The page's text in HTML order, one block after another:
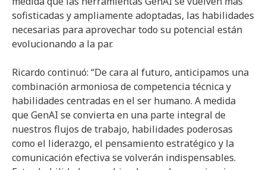
sofisticadas y ampliamente adoptadas, las habilidades
necesarias para aprovechar todo su potencial están
evolucionando a la par.
Ricardo continuó: “De cara al futuro, anticipamos una
combinación armoniosa de competencia técnica y
habilidades centradas en el ser humano. A medida
que GenAI se convierta en una parte integral de
nuestros flujos de trabajo, habilidades poderosas
como el liderazgo, el pensamiento estratégico y la
comunicación efectiva se volverán indispensables.